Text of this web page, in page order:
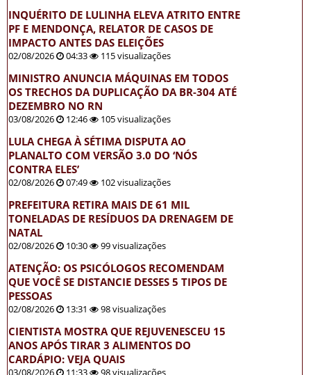
INQUÉRITO DE LULINHA ELEVA ATRITO ENTRE
PF E MENDONÇA, RELATOR DE CASOS DE
IMPACTO ANTES DAS ELEIÇÕES
02/08/2026 04:33 115 visualizações
MINISTRO ANUNCIA MÁQUINAS EM TODOS
OS TRECHOS DA DUPLICAÇÃO DA BR-304 ATÉ
DEZEMBRO NO RN
03/08/2026 12:46 105 visualizações
LULA CHEGA À SÉTIMA DISPUTA AO
PLANALTO COM VERSÃO 3.0 DO ‘NÓS
CONTRA ELES’
02/08/2026 07:49 102 visualizações
PREFEITURA RETIRA MAIS DE 61 MIL
TONELADAS DE RESÍDUOS DA DRENAGEM DE
NATAL
02/08/2026 10:30 99 visualizações
ATENÇÃO: OS PSICÓLOGOS RECOMENDAM
QUE VOCÊ SE DISTANCIE DESSES 5 TIPOS DE
PESSOAS
02/08/2026 13:31 98 visualizações
CIENTISTA MOSTRA QUE REJUVENESCEU 15
ANOS APÓS TIRAR 3 ALIMENTOS DO
CARDÁPIO: VEJA QUAIS
03/08/2026 11:33 98 visualizações